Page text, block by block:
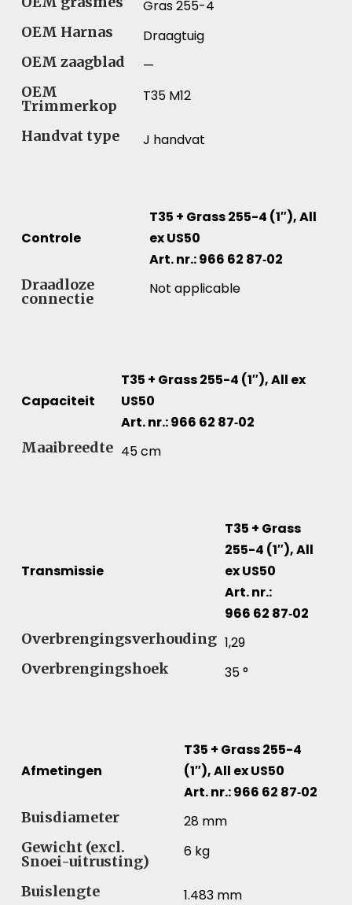
Gras 255-4
OEM Harnas
Draagtuig
OEM zaagblad
—
OEM
Trimmerkop
T35 M12
Handvat type J handvat
Controle – Vergelijk specificaties voor verschillende
Controle
T35 + Grass 255-4 (1″), All
ex US50
Art. nr.: 966 62 87‑02
Draadloze
connectie
Not applicable
Capaciteit – Vergelijk specificaties voor
Capaciteit
T35 + Grass 255-4 (1″), All ex
US50
Art. nr.: 966 62 87‑02
Maaibreedte 45 cm
Transmissie – Vergelijk specificaties voor
Transmissie
T35 + Grass
255-4 (1″), All
ex US50
Art. nr.:
966 62 87‑02
Overbrengingsverhouding 1,29
Overbrengingshoek
35 °
Afmetingen – Vergelijk specificaties voor
Afmetingen
T35 + Grass 255-4
(1″), All ex US50
Art. nr.: 966 62 87‑02
Buisdiameter
28 mm
Gewicht (excl.
Snoei-uitrusting)
6 kg
Buislengte 1.483 mm